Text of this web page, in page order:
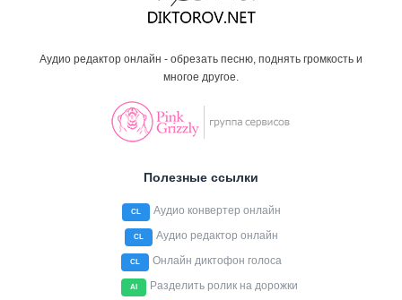
Аудио редактор онлайн - обрезать песню, поднять громкость и
многое другое.
Полезные ссылки
CL Аудио конвертер онлайн
CL Аудио редактор онлайн
CL Онлайн диктофон голоса
AI Разделить ролик на дорожки